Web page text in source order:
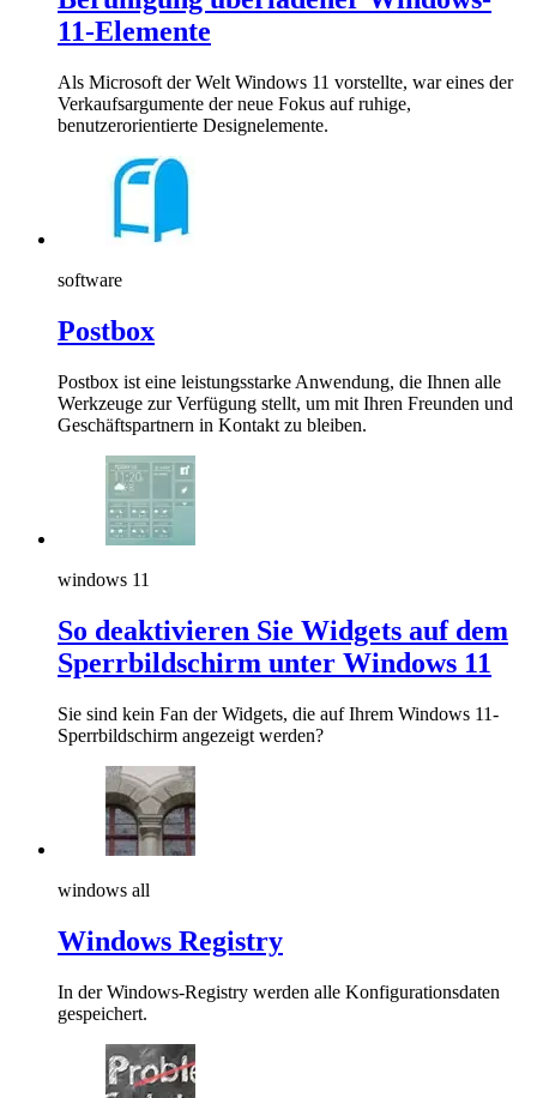
11-Elemente
Als Microsoft der Welt Windows 11 vorstellte, war eines der
Verkaufsargumente der neue Fokus auf ruhige,
benutzerorientierte Designelemente.
software
Postbox
Postbox ist eine leistungsstarke Anwendung, die Ihnen alle
Werkzeuge zur Verfügung stellt, um mit Ihren Freunden und
Geschäftspartnern in Kontakt zu bleiben.
windows 11
So deaktivieren Sie Widgets auf dem
Sperrbildschirm unter Windows 11
Sie sind kein Fan der Widgets, die auf Ihrem Windows 11-
Sperrbildschirm angezeigt werden?
windows all
Windows Registry
In der Windows-Registry werden alle Konfigurationsdaten
gespeichert.